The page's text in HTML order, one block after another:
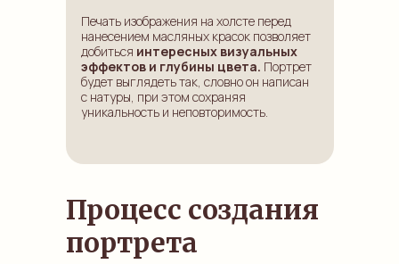
Печать изображения на холсте перед
нанесением масляных красок позволяет
добиться интересных визуальных
эффектов и глубины цвета. Портрет
будет выглядеть так, словно он написан
с натуры, при этом сохраняя
уникальность и неповторимость.
Процесс создания
портрета